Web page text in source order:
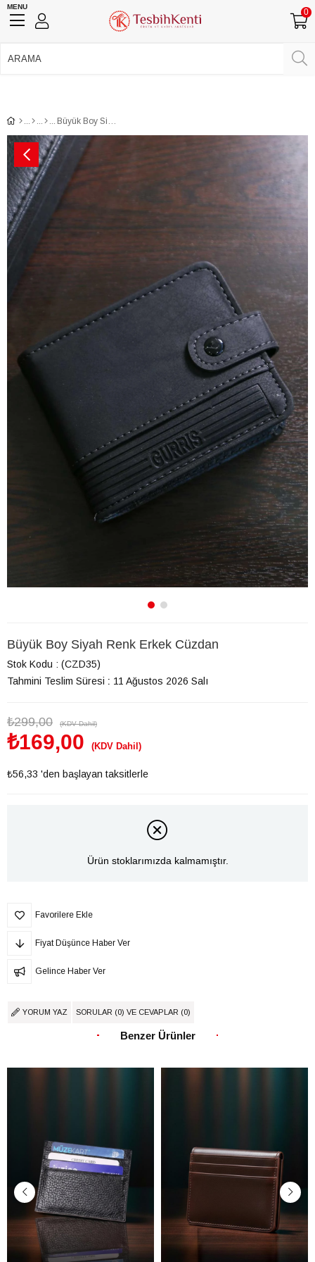
MENU
0
Büyük Boy Siyah Renk Erkek Cüzdan
Büyük Boy Siyah Renk Erkek Cüzdan
Stok Kodu
(CZD35)
Tahmini Teslim Süresi : 11 Ağustos 2026 Salı
₺299,00 (KDV Dahil)
₺169,00 (KDV Dahil)
₺56,33 'den başlayan taksitlerle
Ürün stoklarımızda kalmamıştır.
Favorilere Ekle
Fiyat Düşünce Haber Ver
Gelince Haber Ver
YORUM YAZ SORULAR (0) VE CEVAPLAR (0)
Benzer Ürünler